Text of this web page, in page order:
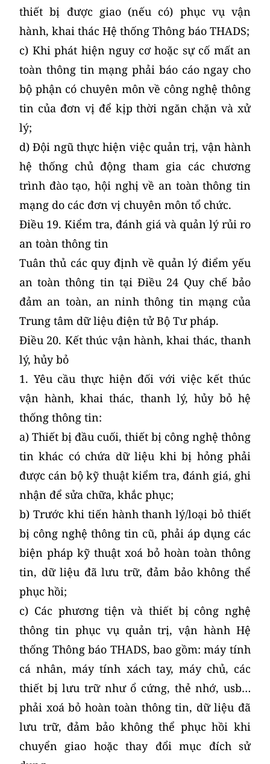
thiết bị được giao (nếu có) phục vụ vận
hành, khai thác Hệ thống Thông báo THADS;
c) Khi phát hiện nguy cơ hoặc sự cố mất an
toàn thông tin mạng phải báo cáo ngay cho
bộ phận có chuyên môn về công nghệ thông
tin của đơn vị để kịp thời ngăn chặn và xử
lý;
d) Đội ngũ thực hiện việc quản trị, vận hành
hệ thống chủ động tham gia các chương
trình đào tạo, hội nghị về an toàn thông tin
mạng do các đơn vị chuyên môn tổ chức.
Điều 19. Kiểm tra, đánh giá và quản lý rủi ro
an toàn thông tin
Tuân thủ các quy định về quản lý điểm yếu
an toàn thông tin tại Điều 24 Quy chế bảo
đảm an toàn, an ninh thông tin mạng của
Trung tâm dữ liệu điện tử Bộ Tư pháp.
Điều 20. Kết thúc vận hành, khai thác, thanh
lý, hủy bỏ
1. Yêu cầu thực hiện đối với việc kết thúc
vận hành, khai thác, thanh lý, hủy bỏ hệ
thống thông tin:
a) Thiết bị đầu cuối, thiết bị công nghệ thông
tin khác có chứa dữ liệu khi bị hỏng phải
được cán bộ kỹ thuật kiểm tra, đánh giá, ghi
nhận để sửa chữa, khắc phục;
b) Trước khi tiến hành thanh lý/loại bỏ thiết
bị công nghệ thông tin cũ, phải áp dụng các
biện pháp kỹ thuật xoá bỏ hoàn toàn thông
tin, dữ liệu đã lưu trữ, đảm bảo không thể
phục hồi;
c) Các phương tiện và thiết bị công nghệ
thông tin phục vụ quản trị, vận hành Hệ
thống Thông báo THADS, bao gồm: máy tính
cá nhân, máy tính xách tay, máy chủ, các
thiết bị lưu trữ như ổ cứng, thẻ nhớ, usb…
phải xoá bỏ hoàn toàn thông tin, dữ liệu đã
lưu trữ, đảm bảo không thể phục hồi khi
chuyển giao hoặc thay đổi mục đích sử